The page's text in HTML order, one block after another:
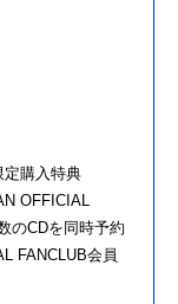
定購入特典
OFFICIAL
のCDを同時予約
FANCLUB会員